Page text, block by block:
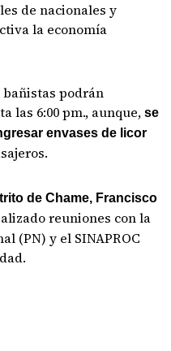
de nacionales y
la economía
bañistas podrán
las 6:00 pm., aunque, se
envases de licor
de Chame, Francisco
reuniones con la
(PN) y el SINAPROC